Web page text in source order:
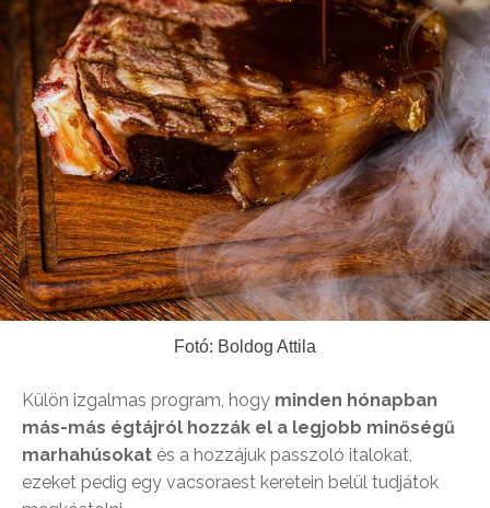
Fotó: Boldog Attila
Külön izgalmas program, hogy minden hónapban
más-más égtájról hozzák el a legjobb minőségű
marhahúsokat és a hozzájuk passzoló italokat,
ezeket pedig egy vacsoraest keretein belül tudjátok